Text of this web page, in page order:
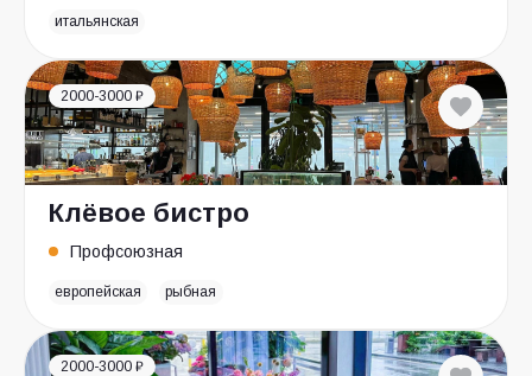
итальянская
2000-3000 ₽
Клёвое бистро
Профсоюзная
европейская рыбная
2000-3000 ₽